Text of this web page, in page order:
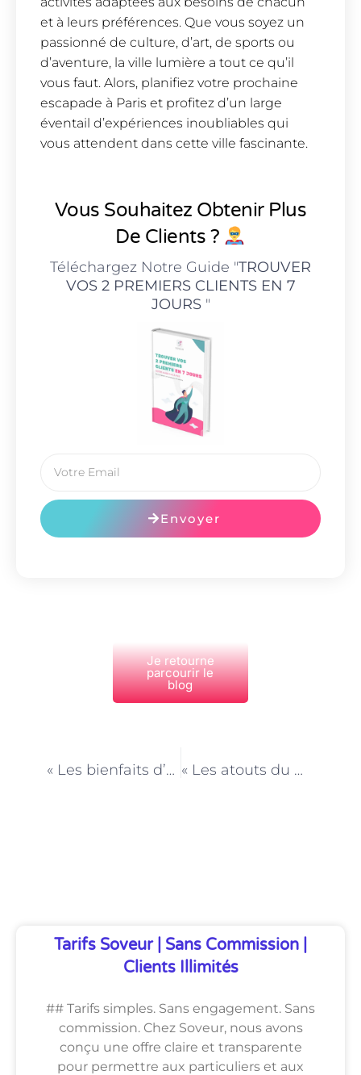
et à leurs préférences. Que vous soyez un
passionné de culture, d’art, de sports ou
d’aventure, la ville lumière a tout ce qu’il
vous faut. Alors, planifiez votre prochaine
escapade à Paris et profitez d’un large
éventail d’expériences inoubliables qui
vous attendent dans cette ville fascinante.
Vous Souhaitez Obtenir Plus
De Clients ?
Téléchargez Notre Guide "TROUVER
VOS 2 PREMIERS CLIENTS EN 7
JOURS"
Envoyer
Je retourne
parcourir le
blog
« Les bienfaits d’un coach parental à Paris pour une éducation positive » « Les atouts du métier d’initiateur de loisirs à Paris : passion et polyvalence »
Tarifs Soveur | Sans Commission |
Clients Illimités
## Tarifs simples. Sans engagement. Sans
commission. Chez Soveur, nous avons
conçu une offre claire et transparente
pour permettre aux particuliers et aux